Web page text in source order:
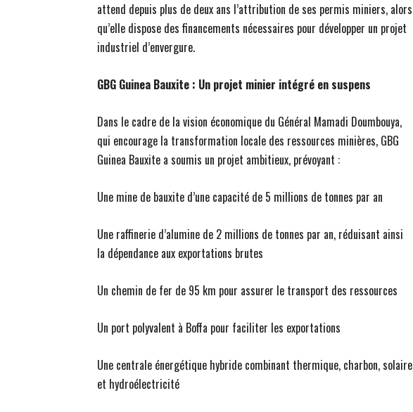
attend depuis plus de deux ans l’attribution de ses permis miniers, alors
qu’elle dispose des financements nécessaires pour développer un projet
industriel d’envergure.
GBG Guinea Bauxite : Un projet minier intégré en suspens
Dans le cadre de la vision économique du Général Mamadi Doumbouya,
qui encourage la transformation locale des ressources minières, GBG
Guinea Bauxite a soumis un projet ambitieux, prévoyant :
Une mine de bauxite d’une capacité de 5 millions de tonnes par an
Une raffinerie d’alumine de 2 millions de tonnes par an, réduisant ainsi
la dépendance aux exportations brutes
Un chemin de fer de 95 km pour assurer le transport des ressources
Un port polyvalent à Boffa pour faciliter les exportations
Une centrale énergétique hybride combinant thermique, charbon, solaire
et hydroélectricité